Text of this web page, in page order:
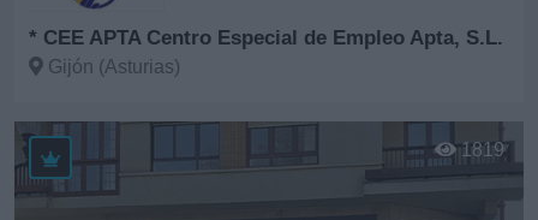
* CEE APTA Centro Especial de Empleo Apta, S.L.
Gijón (Asturias)
1819